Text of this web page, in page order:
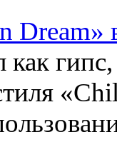
Dream»
как